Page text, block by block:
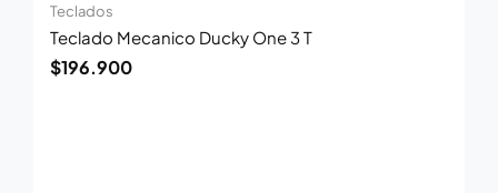
Teclados
Teclado Mecanico Ducky One 3 T
$196.900